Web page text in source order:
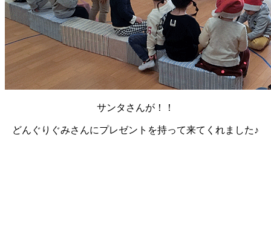
サンタさんが！！
どんぐりぐみさんにプレゼントを持って来てくれました♪